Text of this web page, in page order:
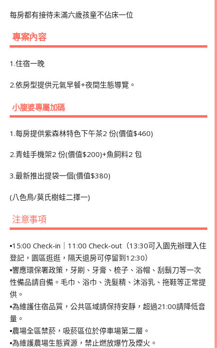
每房都有接待未滿六歲孩童不佔床一位
專案內容
1.住宿一晚
2.依房型提供元氣早餐+夜間生態導覽。
小腹婆專屬加碼
1.每房提供紫森林特色下午茶2 份(價值$460)
2.青蛙手機架2 份(價值$200)+魚飼料2 包
3.最新推出提袋一個(價值$380)
(八色鳥/莫氏樹蛙二擇一)
注意事項
▪︎15:00 Check-in｜11:00 Check-out（13:30可入園先辦理入住
登記，園區逛逛，隔天退房可停留到12:30）
▪︎響應環保署政策，牙刷、牙膏、梳子、浴帽、刮鬍刀等一次
性備品請自備。毛巾、浴巾、洗髮精、沐浴乳、拖鞋等正常提
供。
▪︎為維護住宿品質，公共區域請保持安靜，超過21:00請降低音
量。
▪︎農場全區禁菸，吸菸區位於停車場第二層。
▪︎為維護農場生態資源，禁止燃放爆竹及煙火。